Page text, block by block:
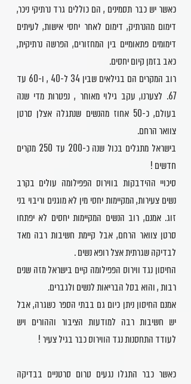
כאשר יש כבר תסמינים , הם כוללים גרד נרתיקי ניכר,
דימום מהנרתיק, דימום לאחר יחסי אישות, לעיתים
דימומים פתאומיים בין המחזורים, הפרשה נרתיקית,
כאב בזמן קיום יחסים.
רוב המקרים הם בגילאים שבין 34 ל-40 , ו-60 עד
67. לצערנו, עקב גילוי מאוחר , נפטרות מדי שנה
בעולם, כ-50 אחוז מהנשים שנתגלה אצלן סרטן
צוואר הרחם.
בישראל מתגלים בכול שנה כ-200 עד 250 מקרים
חדשים !
סיכויי ההידבקות בווירוס הפפילומה עולים בקרב
נשים צעירות, המקיימות יחסי מין לא מוגנים וריבוי בני
זוג. אמנם, רוב הנשים המקיימות יחסים לא יפתחו
סרטן צוואר הרחם, אבל קיימת חשיבות רבה מאד
לבדיקה שגרתית אצל רופא נשים .
החיסון נגד ווירוס הפפילומה קיים בישראל מזה שנים
רבות , והוא בסל הבריאות לנשים ולגברים.
אמנם החיסון ניתן כיום גם בבתי הספר כשגרה, אבל
יש חשיבות רבה למודעות הציבור וההורים ויש
לעודד התחסנות נגד הווירוס כבר בגיל צעיר !
כאשר כבר התגלו נגעים טרום סרטניים בבדיקה